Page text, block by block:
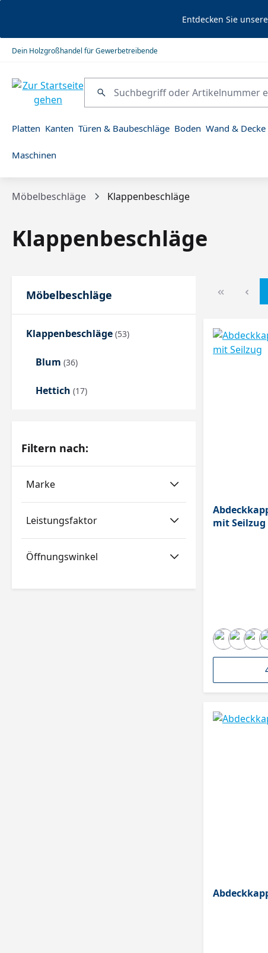
Zur Hauptnavigation springenEntdecken Sie
Dein Holzgroßhandel für Gewerbetreibende
Platten Kanten Türen & Baubeschläge Boden Wand & Decke
Maschinen
Möbelbeschläge Klappenbeschläge
Klappenbeschläge
Möbelbeschläge
Klappenbeschläge (53)
Blum (36)
Hettich (17)
Filtern nach:
Marke
Leistungsfaktor
Öffnungswinkel
mit Seilzug